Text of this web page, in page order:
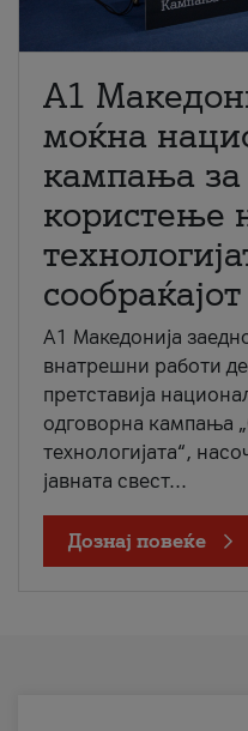
A1
моќна
кампања за
користење
сообраќајот
A1 Македонија
внатрешни работи
претставија
одговорна кампања
технологијата“,
јавната свест...
Дознај повеќе